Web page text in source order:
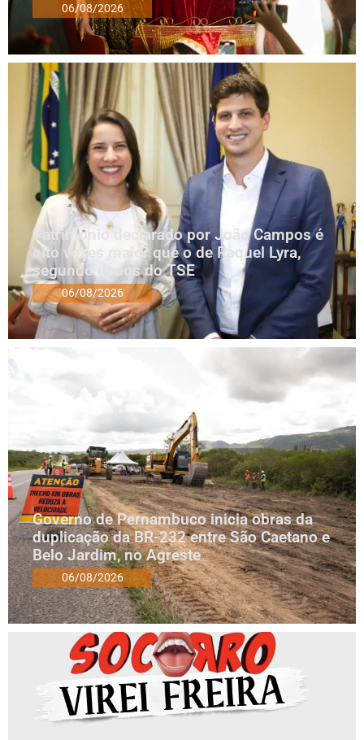
06/08/2026
Patrimônio declarado por João Campos é
oito vezes maior que o de Raquel Lyra,
segundo dados do TSE
06/08/2026
Governo de Pernambuco inicia obras da
duplicação da BR-232 entre São Caetano e
Belo Jardim, no Agreste
06/08/2026